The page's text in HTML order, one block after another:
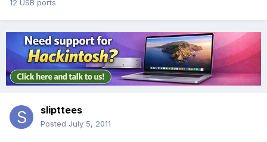
12 USB ports
slipttees
Posted July 5, 2011